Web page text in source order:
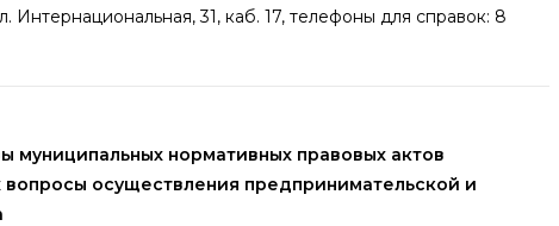
31, каб. 17, телефоны для справок: 8
нормативных правовых актов
осуществления предпринимательской и